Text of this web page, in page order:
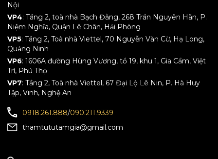
Nội
VP4: Tầng 2, toà nhà Bạch Đằng, 268 Trần Nguyên Hãn, P.
Niệm Nghĩa, Quận Lê Chân, Hải Phòng
VP5: Tầng 2, Toà nhà Viettel, 70 Nguyễn Văn Cừ, Hạ Long,
Quảng Ninh
VP6: 1606A đường Hùng Vương, tổ 19, khu 1, Gia Cẩm, Việt
Trì, Phú Thọ
VP7: Tầng 2, Toà nhà Viettel, 67 Đại Lộ Lê Nin, P. Hà Huy
Tập, Vinh, Nghệ An
0918.261.888/090.211.9339
thamtututamgia@gmail.com